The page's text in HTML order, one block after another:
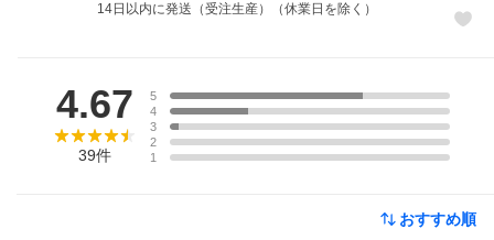
14日以内に発送（受注生産）（休業日を除く）
4.67
39件
5
4
3
2
1
おすすめ順